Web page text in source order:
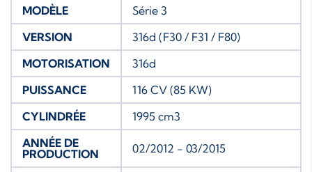
MODÈLE
Série 3
VERSION
316d (F30 / F31 / F80)
MOTORISATION
316d
PUISSANCE
116 CV (85 KW)
CYLINDRÉE
1995 cm3
ANNÉE DE
PRODUCTION
02/2012 - 03/2015